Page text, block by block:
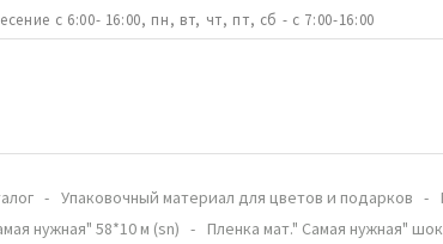
с 6:00- 16:00, пн, вт, чт, пт, сб - с 7:00-16:00
Упаковочный материал для цветов и подарков
нужная" 58*10 м (sn)
Пленка мат." Самая нужная"